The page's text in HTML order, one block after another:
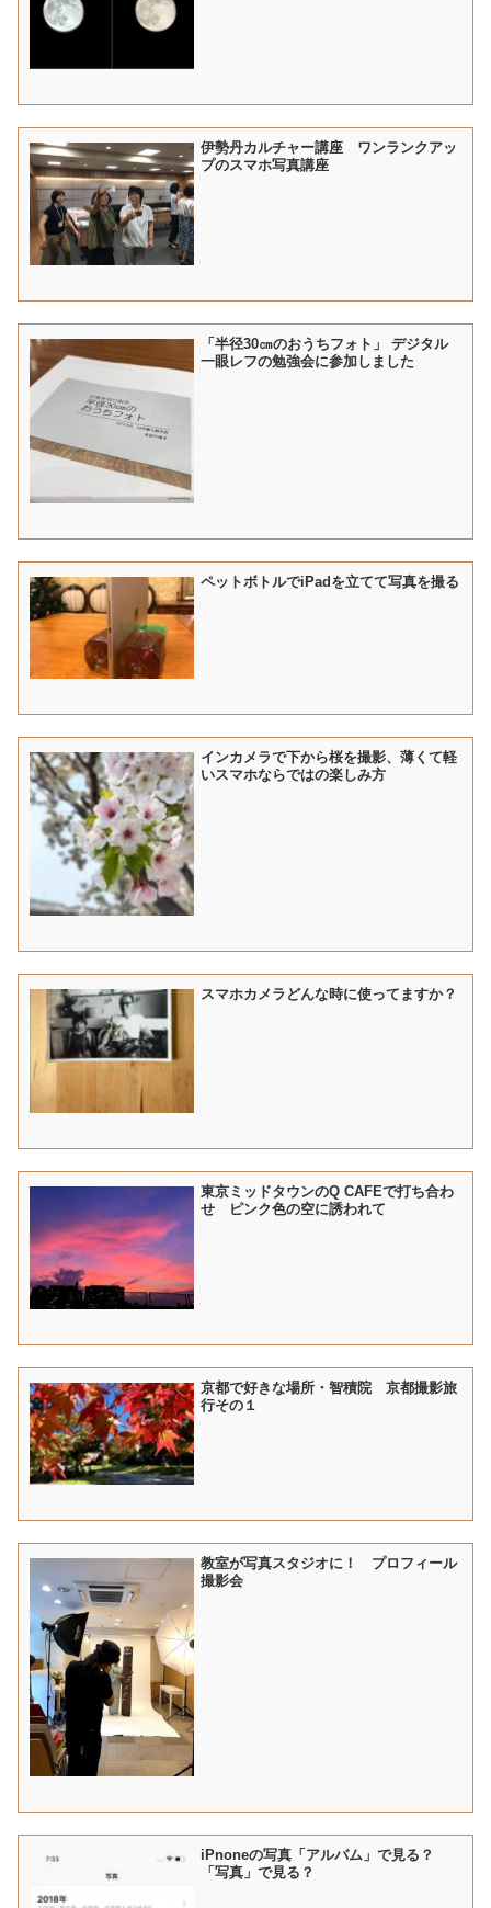
伊勢丹カルチャー講座 ワンランクアッ
プのスマホ写真講座
「半径30㎝のおうちフォト」 デジタル
一眼レフの勉強会に参加しました
ペットボトルでiPadを立てて写真を撮る
インカメラで下から桜を撮影、薄くて軽
いスマホならではの楽しみ方
スマホカメラどんな時に使ってますか？
東京ミッドタウンのQ CAFEで打ち合わ
せ ピンク色の空に誘われて
京都で好きな場所・智積院 京都撮影旅
行その１
教室が写真スタジオに！ プロフィール
撮影会
iPnoneの写真「アルバム」で見る？
「写真」で見る？